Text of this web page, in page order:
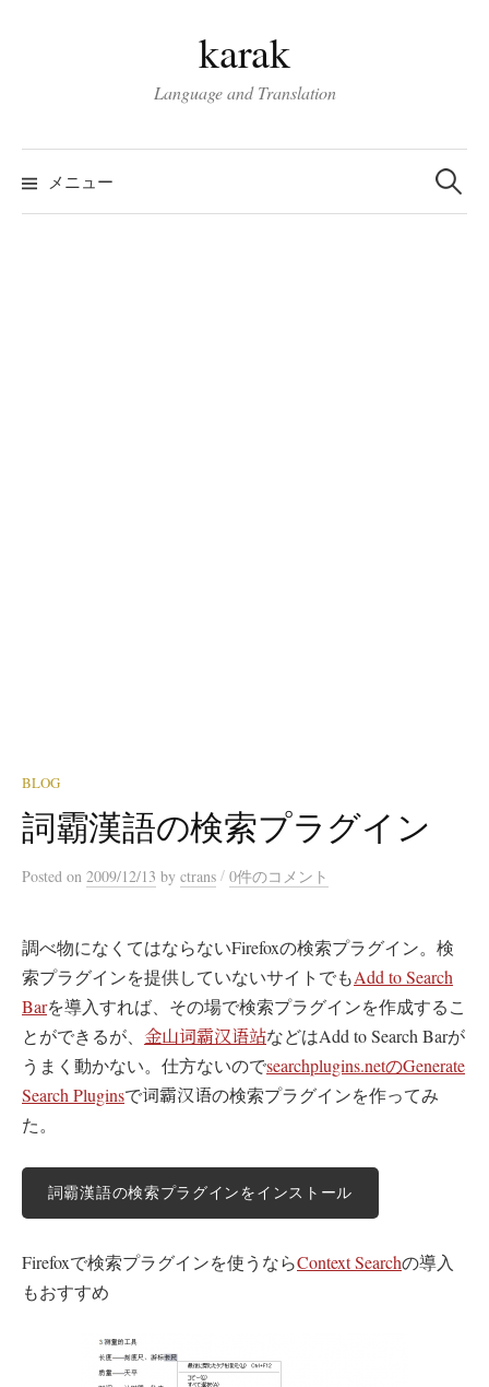
ス
キ
karak
Language and Translation
メニュー
検
索:
BLOG
詞霸漢語の検索プラグイン
Posted on 2009/12/13 by ctrans / 0件のコメント
調べ物になくてはならないFirefoxの検索プラグイン。検
索プラグインを提供していないサイトでもAdd to Search
Barを導入すれば、その場で検索プラグインを作成するこ
とができるが、 金山词霸汉语站などはAdd to Search Barが
うまく動かない。仕方ないのでsearchplugins.netのGenerate
Search Pluginsで词霸汉语の検索プラグインを作ってみ
た。
Firefoxで検索プラグインを使うならContext Searchの導入
もおすすめ